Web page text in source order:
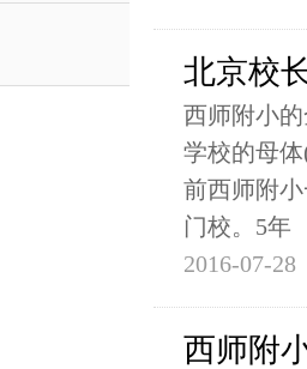
北京校
西师附小
学校的母
前西师附
门校。5年
2016-07-28
西师附